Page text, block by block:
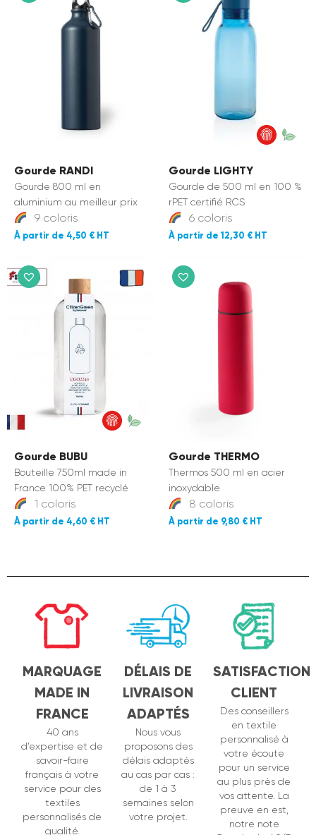
Gourde RANDI
Gourde 800 ml en
aluminium au meilleur prix
9 coloris
4,50 €
Gourde LIGHTY
Gourde de 500 ml en 100 %
rPET certifié RCS
6 coloris
12,30 €
Gourde BUBU
Bouteille 750ml made in
France 100% PET recyclé
1 coloris
4,60 €
Gourde THERMO
Thermos 500 ml en acier
inoxydable
8 coloris
9,80 €
MARQUAGE
MADE IN
FRANCE
40 ans
d’expertise et de
savoir-faire
français à votre
service pour des
textiles
personnalisés de
qualité.
DÉLAIS DE
LIVRAISON
ADAPTÉS
Nous vous
proposons des
délais adaptés
au cas par cas :
de 1 à 3
semaines selon
votre projet.
SATISFACTION
CLIENT
Des conseillers
en textile
personnalisé à
votre écoute
pour un service
au plus près de
vos attente. La
preuve en est,
notre note